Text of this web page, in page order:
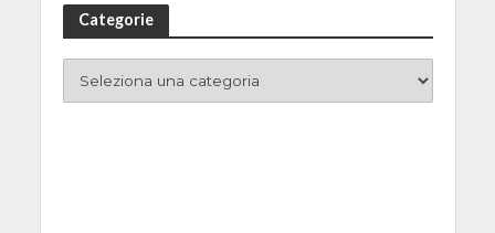
Categorie